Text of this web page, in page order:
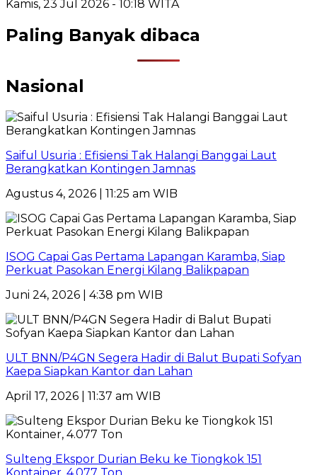
Kamis, 23 Jul 2026 - 10:18 WITA
Paling Banyak dibaca
Nasional
Saiful Usuria : Efisiensi Tak Halangi Banggai Laut
Berangkatkan Kontingen Jamnas
Agustus 4, 2026 | 11:25 am WIB
ISOG Capai Gas Pertama Lapangan Karamba, Siap
Perkuat Pasokan Energi Kilang Balikpapan
Juni 24, 2026 | 4:38 pm WIB
ULT BNN/P4GN Segera Hadir di Balut Bupati Sofyan
Kaepa Siapkan Kantor dan Lahan
April 17, 2026 | 11:37 am WIB
Sulteng Ekspor Durian Beku ke Tiongkok 151
Kontainer, 4.077 Ton